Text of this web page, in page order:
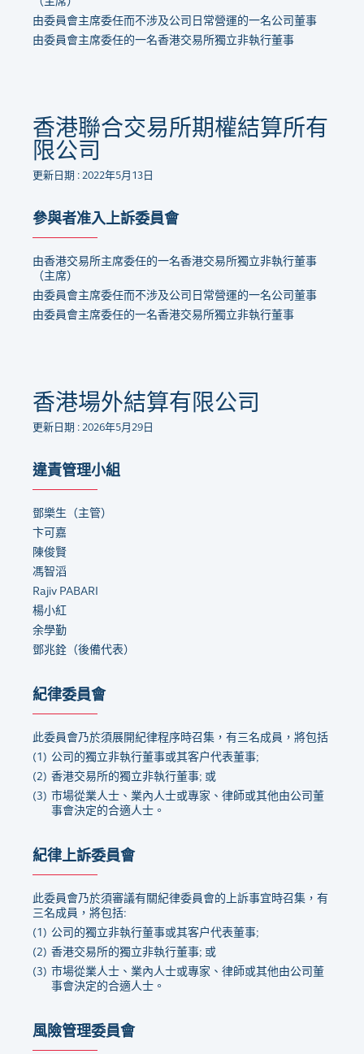
由委員會主席委任而不涉及公司日常營運的一名公司董事
由委員會主席委任的一名香港交易所獨立非執行董事
香港聯合交易所期權結算所有
限公司
更新日期 : 2022年5月13日
參與者准入上訴委員會
由香港交易所主席委任的一名香港交易所獨立非執行董事
（主席）
由委員會主席委任而不涉及公司日常營運的一名公司董事
由委員會主席委任的一名香港交易所獨立非執行董事
香港場外結算有限公司
更新日期 : 2026年5月29日
違責管理小組
鄧樂生（主管）
卞可嘉
陳俊賢
馮智滔
Rajiv PABARI
楊小紅
余學勤
鄧兆銓（後備代表）
紀律委員會
此委員會乃於須展開紀律程序時召集，有三名成員，將包括
(1) 公司的獨立非執行董事或其客户代表董事;
(2) 香港交易所的獨立非執行董事; 或
(3) 市場從業人士、業內人士或專家、律師或其他由公司董
事會決定的合適人士。
紀律上訴委員會
此委員會乃於須審議有關紀律委員會的上訴事宜時召集，有
三名成員，將包括:
(1) 公司的獨立非執行董事或其客户代表董事;
(2) 香港交易所的獨立非執行董事; 或
(3) 市場從業人士、業內人士或專家、律師或其他由公司董
事會決定的合適人士。
風險管理委員會